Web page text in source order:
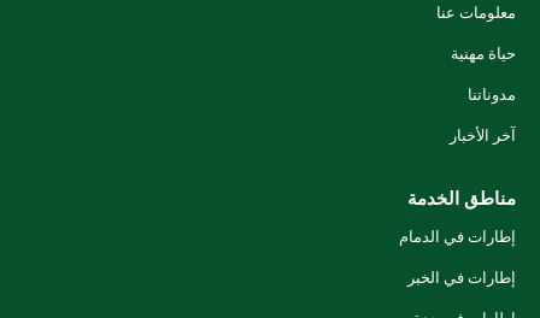
معلومات عنا
حياة مهنية
مدوناتنا
آخر الأخبار
مناطق الخدمة
إطارات في الدمام
إطارات في الخبر